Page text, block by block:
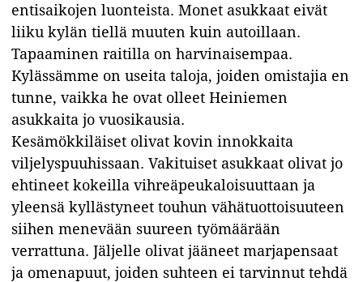
entisaikojen luonteista. Monet asukkaat eivät
liiku kylän tiellä muuten kuin autoillaan.
Tapaaminen raitilla on harvinaisempaa.
Kylässämme on useita taloja, joiden omistajia en
tunne, vaikka he ovat olleet Heiniemen
asukkaita jo vuosikausia.
Kesämökkiläiset olivat kovin innokkaita
viljelyspuuhissaan. Vakituiset asukkaat olivat jo
ehtineet kokeilla vihreäpeukaloisuuttaan ja
yleensä kyllästyneet touhun vähätuottoisuuteen
siihen menevään suureen työmäärään
verrattuna. Jäljelle olivat jääneet marjapensaat
ja omenapuut, joiden suhteen ei tarvinnut tehdä